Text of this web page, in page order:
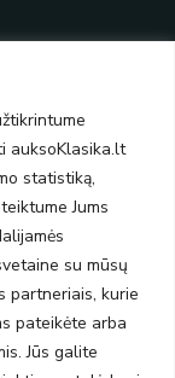
auksoKlasika.lt
statistiką,
Jums
su mūsų
partneriais, kurie
pateikėte arba
Jūs galite
bei riboto